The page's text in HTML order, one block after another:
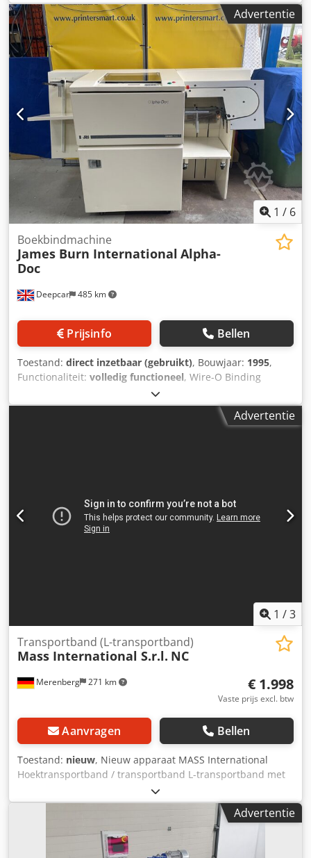
maximaal werkstukformaat: ca. 130 mm/170 mm,
maximaal afdrukdiameter: ca. 60 mm, maximale
tamponslag: 100 mm, maximale cyclustijd: 1200 cycli/uur.
De machine wordt aangedreven door perslucht; het
druksysteem heeft open inktbakken. Bezichtiging is
mogelijk na overleg. Dcsdezk Nb Nopfx Am Eok
Advertentie
1 / 6
Deepcar 485 km
Boekbindmachine
James Burn International Alpha-
Doc
Prijsinfo Bellen
Toestand: direct inzetbaar (gebruikt), Bouwjaar: 1995,
Functionaliteit: volledig functioneel, Wire-O Binding
automatische papierperforeermachine voor A4 & A5 vellen.
Maximaal velformaat 360mm x 330mm Dcsdstx Ux Rjpfx
Am Ejk Minimaal velformaat 138mm x 138mm Advertentie
1 /3
Merenberg 271 km
Transportband (L-transportband)
Mass International S.r.l. NC
€ 1.998
Vaste prijs excl. btw
Aanvragen Bellen
Toestand: nieuw, Nieuw apparaat MASS International
Hoektransportband / transportband L-transportband met
vaste hoek van 35° Op korte termijn leverbaar MASS
International Hoektransportband NC1 Transportband met
vaste hoek en opvangplaten in het invoergedeelte
Voorbeeld zoals afgebeeld: NC 1 Invoergedeelte 600 mm
Stijggedeelte 1300 mm Nuttige breedte 250 mm
Advertentie